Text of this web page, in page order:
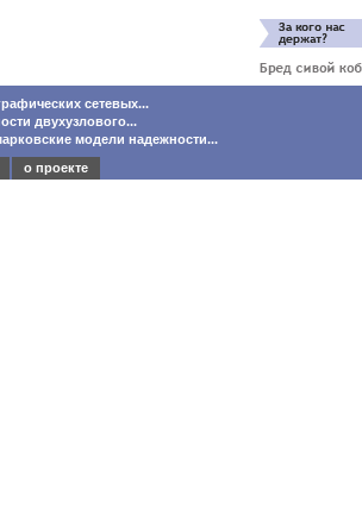
сетевых...
двухузлового...
модели надежности...
о проекте